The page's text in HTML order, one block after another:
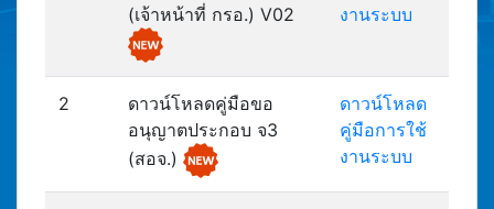
(เจ้าหน้าที่ กรอ.) V02
งานระบบ
2
ดาวน์โหลดคู่มือขอ
อนุญาตประกอบ จ3
(สอจ.)
ดาวน์โหลด
คู่มือการใช้
งานระบบ